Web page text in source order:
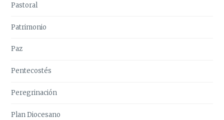
Pastoral
Patrimonio
Paz
Pentecostés
Peregrinación
Plan Diocesano